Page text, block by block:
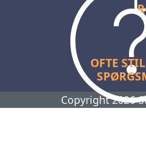
OFTE
Copyright 2026